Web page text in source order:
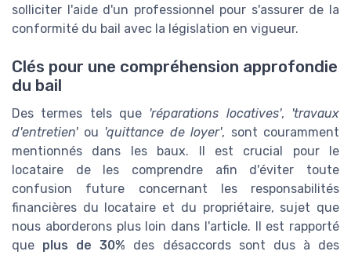
solliciter l'aide d'un professionnel pour s'assurer de la
conformité du bail avec la législation en vigueur.
Clés pour une compréhension approfondie
du bail
Des termes tels que 'réparations locatives',
'travaux
d'entretien'ou 'quittance de loyer', sont couramment
mentionnés dans les baux. Il est crucial pour le
locataire de les comprendre afin d'éviter toute
confusion future concernant les responsabilités
financières du locataire et du propriétaire, sujet que
nous aborderons plus loin dans l'article. Il est rapporté
que plus de 30% des désaccords sont dus à des